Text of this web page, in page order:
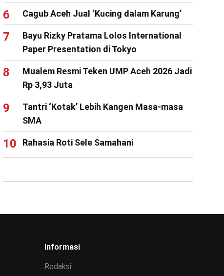
Cagub Aceh Jual ‘Kucing dalam Karung’
Bayu Rizky Pratama Lolos International
Paper Presentation di Tokyo
Mualem Resmi Teken UMP Aceh 2026 Jadi
Rp 3,93 Juta
Tantri ‘Kotak’ Lebih Kangen Masa-masa
SMA
Rahasia Roti Sele Samahani
Informasi
Redaksi